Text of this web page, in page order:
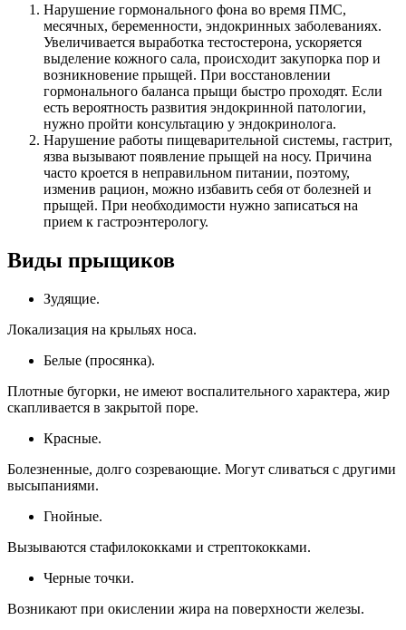
Нарушение гормонального фона во время ПМС,
месячных, беременности, эндокринных заболеваниях.
Увеличивается выработка тестостерона, ускоряется
выделение кожного сала, происходит закупорка пор и
возникновение прыщей. При восстановлении
гормонального баланса прыщи быстро проходят. Если
есть вероятность развития эндокринной патологии,
нужно пройти консультацию у эндокринолога.
Нарушение работы пищеварительной системы, гастрит,
язва вызывают появление прыщей на носу. Причина
часто кроется в неправильном питании, поэтому,
изменив рацион, можно избавить себя от болезней и
прыщей. При необходимости нужно записаться на
прием к гастроэнтерологу.
Виды прыщиков
Зудящие.
Локализация на крыльях носа.
Белые (просянка).
Плотные бугорки, не имеют воспалительного характера, жир
скапливается в закрытой поре.
Красные.
Болезненные, долго созревающие. Могут сливаться с другими
высыпаниями.
Гнойные.
Вызываются стафилококками и стрептококками.
Черные точки.
Возникают при окислении жира на поверхности железы.